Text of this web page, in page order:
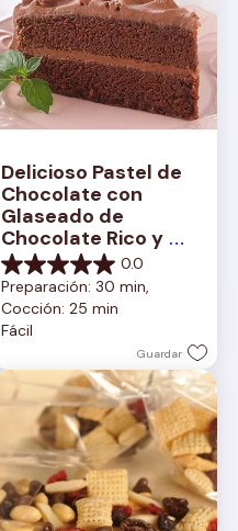
Delicioso Pastel de
Chocolate con
Glaseado de
Chocolate Rico y
Cremoso
0.0
0.0
de
5
estrellas.
Preparación: 30 min,
Cocción: 25 min
Fácil
Guardar